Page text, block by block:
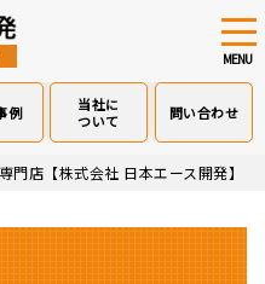
MENU
例
当社に
ついて
問い合わせ
店【株式会社 日本エース開発】